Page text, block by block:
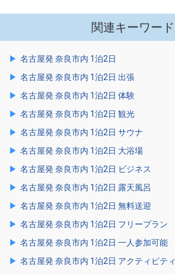
関連キーワード
名古屋発 奈良市内 1泊2日
名古屋発 奈良市内 1泊2日 出張
名古屋発 奈良市内 1泊2日 体験
名古屋発 奈良市内 1泊2日 観光
名古屋発 奈良市内 1泊2日 サウナ
名古屋発 奈良市内 1泊2日 大浴場
名古屋発 奈良市内 1泊2日 ビジネス
名古屋発 奈良市内 1泊2日 露天風呂
名古屋発 奈良市内 1泊2日 無料送迎
名古屋発 奈良市内 1泊2日 フリープラン
名古屋発 奈良市内 1泊2日 一人参加可能
名古屋発 奈良市内 1泊2日 アクティビティ